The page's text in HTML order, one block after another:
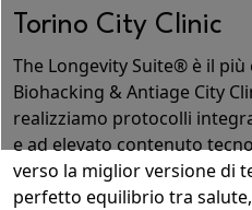
Torino City Clinic
The Longevity Suite® è il
Biohacking & Antiage City
realizziamo protocolli
e ad elevato contenuto
verso la miglior versione di
perfetto equilibrio tra